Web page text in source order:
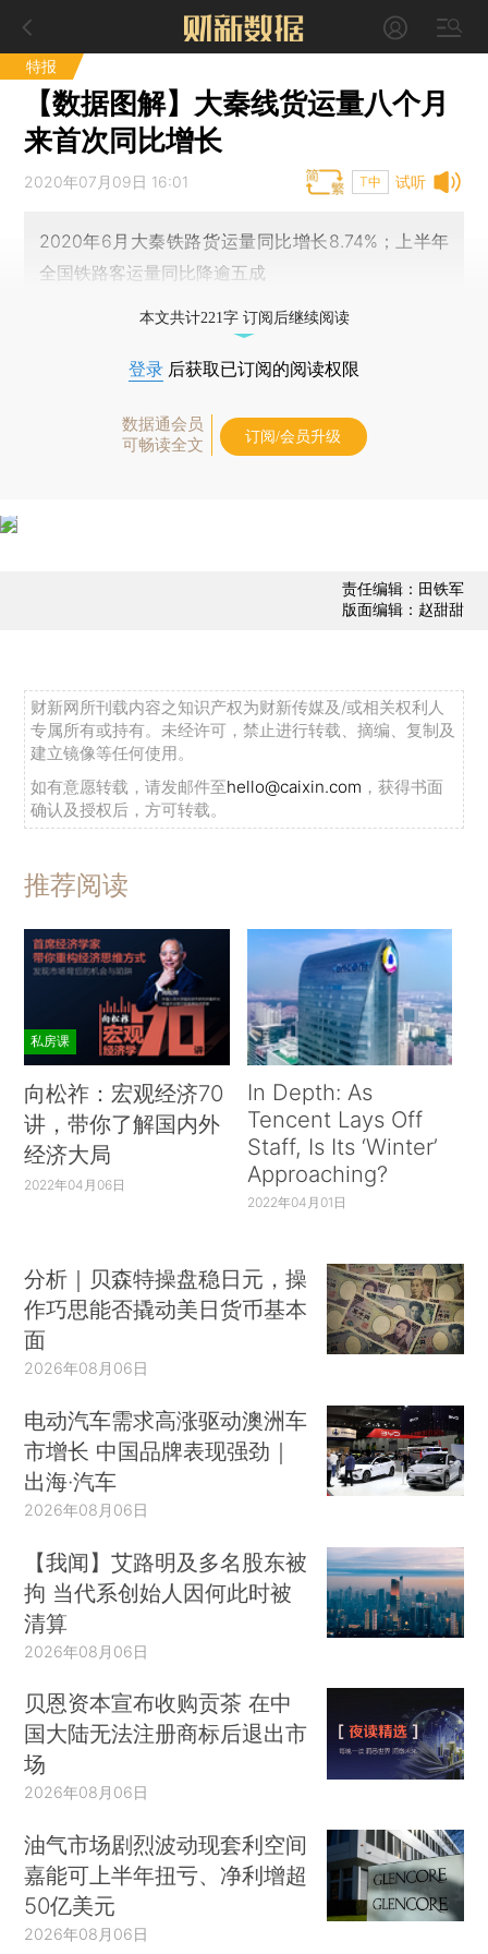
特报
【数据图解】大秦线货运量八个月
来首次同比增长
试听
2020年07月09日 16:01 T中
2020年6月大秦铁路货运量同比增长8.74%；上半年
全国铁路客运量同比降逾五成
本文共计221字 订阅后继续阅读
登录 后获取已订阅的阅读权限
数据通会员
可畅读全文
订阅/会员升级
责任编辑：田铁军
版面编辑：赵甜甜
财新网所刊载内容之知识产权为财新传媒及/或相关权利人
专属所有或持有。未经许可，禁止进行转载、摘编、复制及
建立镜像等任何使用。
如有意愿转载，请发邮件至hello@caixin.com ，获得书面
确认及授权后，方可转载。
推荐阅读
私房课
向松祚：宏观经济70
讲，带你了解国内外
经济大局
2022年04月06日
In Depth: As
Tencent Lays Off
Staff, Is Its ‘Winter’
Approaching?
2022年04月01日
分析｜贝森特操盘稳日元，操
作巧思能否撬动美日货币基本
面
2026年08月06日
电动汽车需求高涨驱动澳洲车
市增长 中国品牌表现强劲｜
出海·汽车
2026年08月06日
【我闻】艾路明及多名股东被
拘 当代系创始人因何此时被
清算
2026年08月06日
贝恩资本宣布收购贡茶 在中
国大陆无法注册商标后退出市
场
2026年08月06日
油气市场剧烈波动现套利空间
嘉能可上半年扭亏、净利增超
50亿美元
2026年08月06日